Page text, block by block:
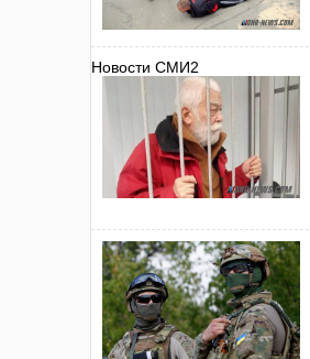
Новости СМИ2